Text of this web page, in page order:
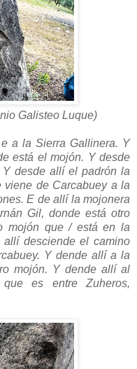
Galisteo Luque)
a la Sierra Gallinera. Y
está el mojón. Y desde
desde allí el padrón la
viene de Carcabuey a la
E de allí la mojonera
Gil, donde está otro
mojón que / está en la
desciende el camino
Y dende allí a la
mojón. Y dende allí al
es entre Zuheros,